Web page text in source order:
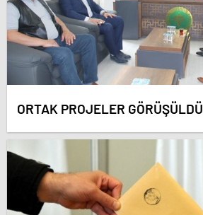
ORTAK PROJELER GÖRÜŞÜLDÜ